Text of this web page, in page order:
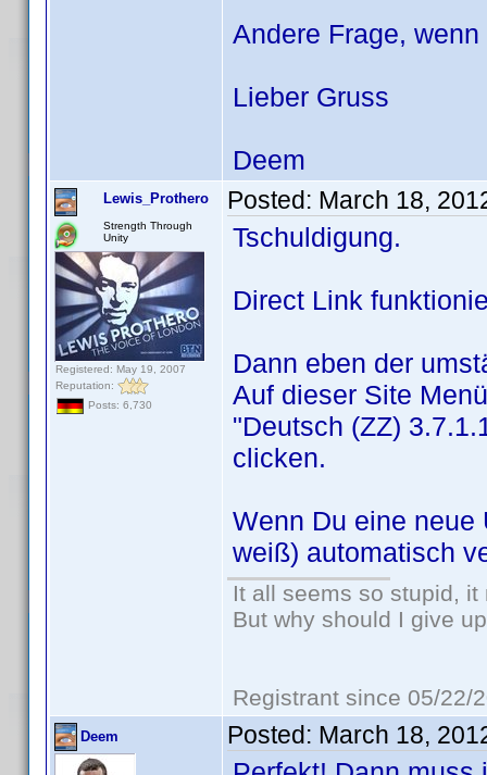
Andere Frage,
Lieber Gruss
Deem
Lewis_Prothero
Strength Through
Unity
Registered: May 19, 2007
Reputation:
Posts: 6,730
Posted: March 18,
Tschuldigung.
Direct Link
Dann eben der
Auf dieser Site
"Deutsch (ZZ)
clicken.
Wenn Du eine neue
weiß) automatisch
It all seems so stupid,
But why should I give
Registrant since 05/22/
Deem Posted: March 18,